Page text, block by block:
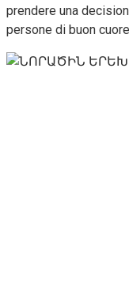
prendere una
persone di buon